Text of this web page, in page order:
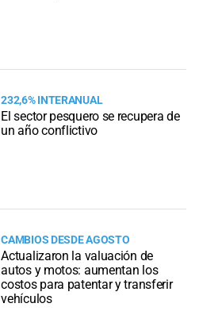
232,6% INTERANUAL
El sector pesquero se recupera de
un año conflictivo
CAMBIOS DESDE AGOSTO
Actualizaron la valuación de
autos y motos: aumentan los
costos para patentar y transferir
vehículos